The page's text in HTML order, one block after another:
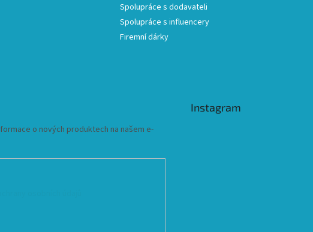
Spolupráce s dodavateli
Spolupráce s influencery
Firemní dárky
o nových produktech na našem e-
Instagram